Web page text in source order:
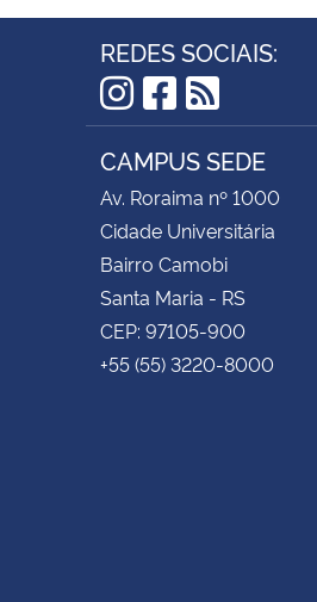
REDES SOCIAIS:
Instagram
Facebook
RSS
CAMPUS SEDE
Av. Roraima nº 1000
Cidade Universitária
Bairro Camobi
Santa Maria - RS
CEP: 97105-900
+55 (55) 3220-8000